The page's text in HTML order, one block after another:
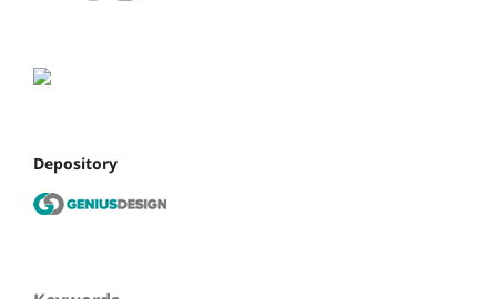
Depository